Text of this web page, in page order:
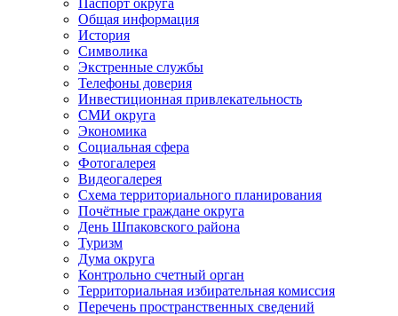
Паспорт округа
Общая информация
История
Символика
Экстренные службы
Телефоны доверия
Инвестиционная привлекательность
СМИ округа
Экономика
Социальная сфера
Фотогалерея
Видеогалерея
Схема территориального планирования
Почётные граждане округа
День Шпаковского района
Туризм
Дума округа
Контрольно счетный орган
Территориальная избирательная комиссия
Перечень пространственных сведений